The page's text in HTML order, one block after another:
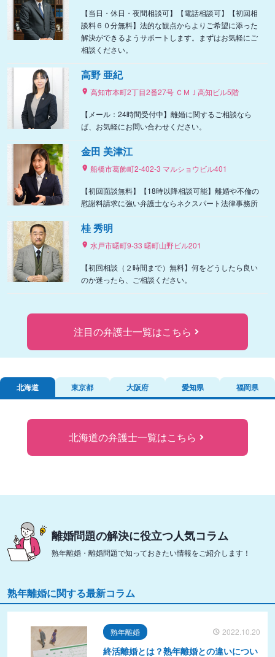
【当日・休日・夜間相談可】【電話相談可】【初回相
談料６０分無料】法的な観点からよりご希望に添った
解決ができるようサポートします。まずはお気軽にご
相談ください。
高野 亜紀
高知市本町2丁目2番27号 ＣＭＪ高知ビル5階
【メール：24時間受付中】離婚に関するご相談なら
ば、お気軽にお問い合わせください。
金田 美津江
船橋市葛飾町2-402-3 マルショウビル401
【初回面談無料】【18時以降相談可能】離婚や不倫の
慰謝料請求に強い弁護士ならネクスパート法律事務所
桂 秀明
水戸市曙町9-33 曙町山野ビル201
【初回相談（２時間まで）無料】何をどうしたら良い
のか迷ったら、ご相談ください。
注目の弁護士一覧はこちら
北海道 東京都 大阪府 愛知県 福岡県
北海道の弁護士一覧はこちら
離婚問題の解決に役立つ人気コラム
熟年離婚・離婚問題で知っておきたい情報をご紹介します！
熟年離婚に関する最新コラム
熟年離婚 2022.10.20
終活離婚とは？熟年離婚との違いについ